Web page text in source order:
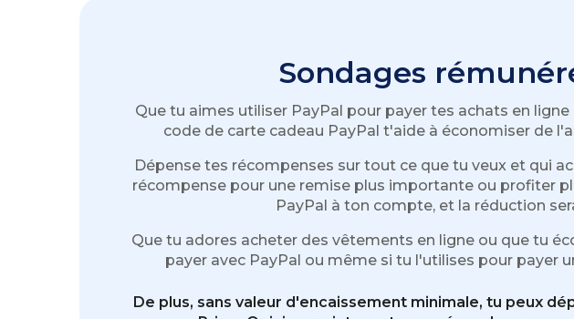
Sondages
Que tu aimes utiliser PayPal pour payer tes achats en
code de carte cadeau PayPal t'aide à économiser de
Dépense tes récompenses sur tout ce que tu veux et qui
récompense pour une remise plus importante ou profiter
PayPal à ton compte, et la réduction
Que tu adores acheter des vêtements en ligne ou que tu
payer avec PayPal ou même si tu l'utilises pour payer
De plus, sans valeur d'encaissement minimale, tu peux